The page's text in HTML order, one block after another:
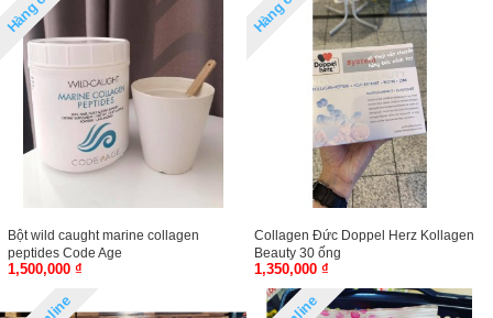
Bột wild caught marine collagen
peptides Code Age
1,500,000 ₫
Collagen Đức Doppel Herz Kollagen
Beauty 30 ống
1,350,000 ₫